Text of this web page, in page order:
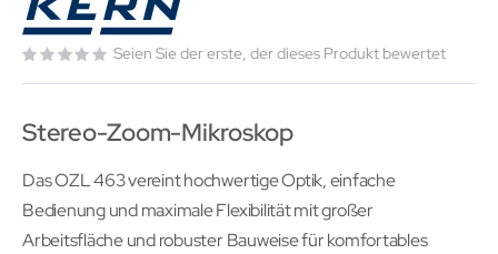
Seien Sie der erste, der dieses Produkt bewertet
Stereo-Zoom-Mikroskop
Das OZL 463 vereint hochwertige Optik, einfache
Bedienung und maximale Flexibilität mit großer
Arbeitsfläche und robuster Bauweise für komfortables